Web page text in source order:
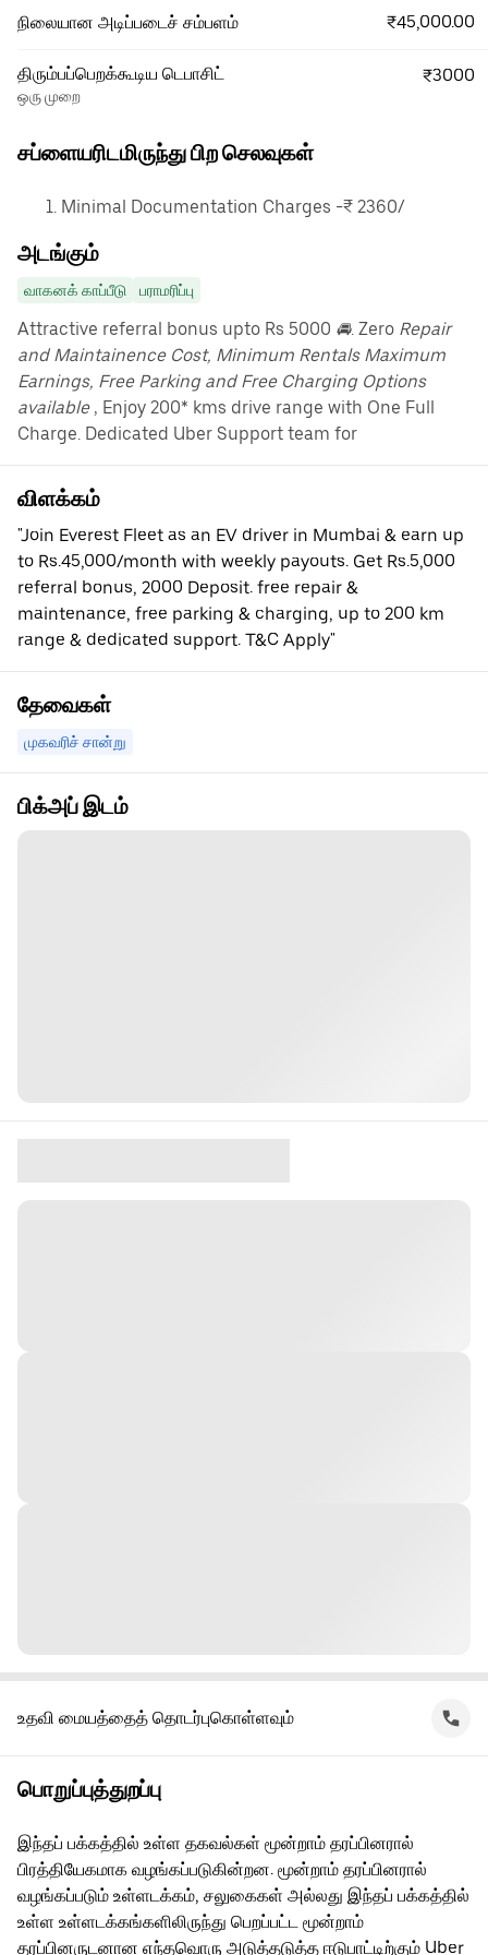
நிலையான அடிப்படைச் சம்பளம் ₹45,000.00
திரும்பப்பெறக்கூடிய டெபாசிட்
ஒரு முறை
₹3000
சப்ளையரிடமிருந்து பிற செலவுகள்
Minimal Documentation Charges -₹ 2360/
அடங்கும்
வாகனக் காப்பீடு பராமரிப்பு
Attractive referral bonus upto Rs 5000 🚘. Zero Repair
and Maintainence Cost, Minimum Rentals Maximum
Earnings, Free Parking and Free Charging Options
available, Enjoy 200* kms drive range with One Full
Charge. Dedicated Uber Support team for
விளக்கம்
"Join Everest Fleet as an EV driver in Mumbai & earn up
to Rs.45,000/month with weekly payouts. Get Rs.5,000
referral bonus, 2000 Deposit. free repair &
maintenance, free parking & charging, up to 200 km
range & dedicated support. T&C Apply"
தேவைகள்
முகவரிச் சான்று
பிக்அப் இடம்
உதவி மையத்தைத் தொடர்புகொள்ளவும்
பொறுப்புத்துறப்பு
இந்தப் பக்கத்தில் உள்ள தகவல்கள் மூன்றாம் தரப்பினரால்
பிரத்தியேகமாக வழங்கப்படுகின்றன. மூன்றாம் தரப்பினரால்
வழங்கப்படும் உள்ளடக்கம், சலுகைகள் அல்லது இந்தப் பக்கத்தில்
உள்ள உள்ளடக்கங்களிலிருந்து பெறப்பட்ட மூன்றாம்
தரப்பினருடனான எந்தவொரு அடுத்தடுத்த ஈடுபாட்டிற்கும் Uber